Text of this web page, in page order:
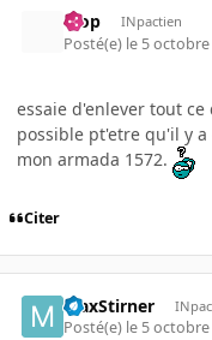
loop INpactien
Posté(e) le 5 octobre
essaie d'enlever tout
possible pt'etre qu'il y
mon armada 1572.
Citer
MaxStirner
Posté(e) le 5 octobre